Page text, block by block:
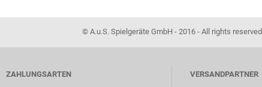
© A.u.S. Spielgeräte GmbH - 2016 - All rights reserved
ZAHLUNGSARTEN VERSANDPARTNER